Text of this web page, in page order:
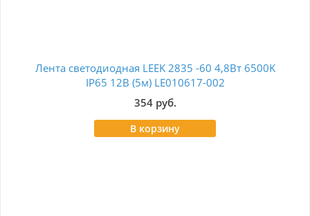
Лента светодиодная LEEK 2835 -60 4,8Вт 6500K
IP65 12В (5м) LE010617-002
354 руб.
В корзину